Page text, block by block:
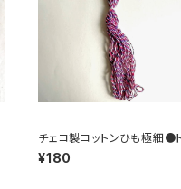
チェコ製コットンひも極細●
ロール5メートル
¥180